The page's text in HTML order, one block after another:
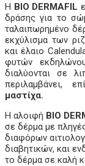
Η BIO DERMAFIL
δράσης για το
ταλαιπωρημένο
εκχύλισμα των
και έλαιο
φυτών
διαλύονται σε
περιλαμβάνει,
μαστίχα.
Η αλοιφή BIO
σε δέρμα με
διαφόρων
διαβητικών, και
το δέρμα σε καλή